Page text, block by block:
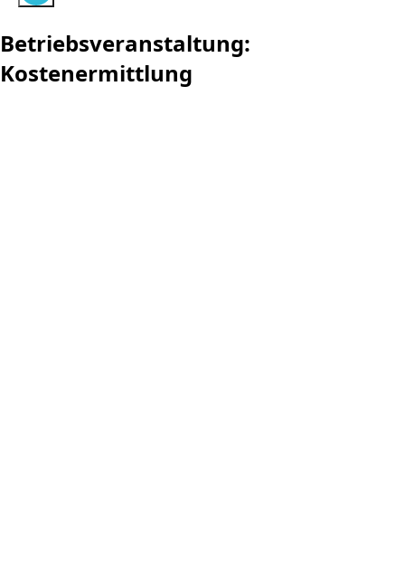
Betriebsveranstaltung:
Kostenermittlung